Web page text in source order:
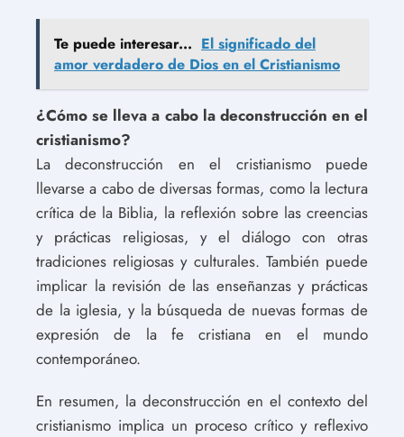
Te puede interesar... El significado del
amor verdadero de Dios en el Cristianismo
¿Cómo se lleva a cabo la deconstrucción en el
cristianismo?
La deconstrucción en el cristianismo puede
llevarse a cabo de diversas formas, como la lectura
crítica de la Biblia, la reflexión sobre las creencias
y prácticas religiosas, y el diálogo con otras
tradiciones religiosas y culturales. También puede
implicar la revisión de las enseñanzas y prácticas
de la iglesia, y la búsqueda de nuevas formas de
expresión de la fe cristiana en el mundo
contemporáneo.
En resumen, la deconstrucción en el contexto del
cristianismo implica un proceso crítico y reflexivo